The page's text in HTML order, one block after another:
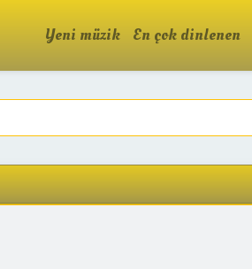
Yeni müzik En çok dinlenen